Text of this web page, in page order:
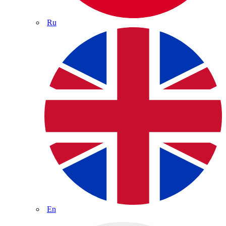
Ru
En